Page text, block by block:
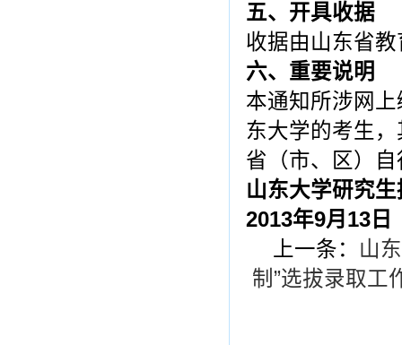
五、开具收据
收据由山东省
六、重要说明
本通知所涉网
东大学的考生
省（市、区）
山东大学研究
2013年9月13日
上一条： 山
制”选拔录取工